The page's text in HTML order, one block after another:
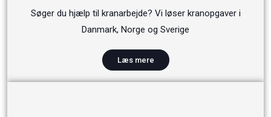
Søger du hjælp til kranarbejde? Vi løser kranopgaver i
Danmark, Norge og Sverige
Læs mere